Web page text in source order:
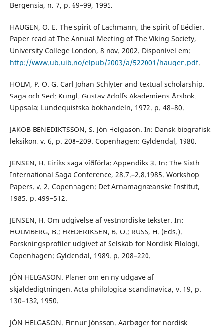
Bergensia, n. 7, p. 69–99, 1995.
HAUGEN, O. E. The spirit of Lachmann, the spirit of Bédier.
Paper read at The Annual Meeting of The Viking Society,
University College London, 8 nov. 2002. Disponível em:
http://www.ub.uib.no/elpub/2003/a/522001/haugen.pdf.
HOLM, P. O. G. Carl Johan Schlyter and textual scholarship.
Saga och Sed: Kungl. Gustav Adolfs Akademiens Årsbok.
Uppsala: Lundequistska bokhandeln, 1972. p. 48–80.
JAKOB BENEDIKTSSON, S. Jón Helgason. In: Dansk biografisk
leksikon, v. 6, p. 208–209. Copenhagen: Gyldendal, 1980.
JENSEN, H. Eiríks saga víðförla: Appendiks 3. In: The Sixth
International Saga Conference, 28.7.–2.8.1985. Workshop
Papers. v. 2. Copenhagen: Det Arnamagnæanske Institut,
1985. p. 499–512.
JENSEN, H. Om udgivelse af vestnordiske tekster. In:
HOLMBERG, B.; FREDERIKSEN, B. O.; RUSS, H. (Eds.).
Forskningsprofiler udgivet af Selskab for Nordisk Filologi.
Copenhagen: Gyldendal, 1989. p. 208–220.
JÓN HELGASON. Planer om en ny udgave af
skjaldedigtningen. Acta philologica scandinavica, v. 19, p.
130–132, 1950.
JÓN HELGASON. Finnur Jónsson. Aarbøger for nordisk